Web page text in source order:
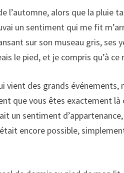
l’automne, alors que la pluie
un sentiment qui me fit
sur son museau gris, ses
le pied, et je compris qu’à ce
vient des grands
que vous êtes exactement là
un sentiment
encore possible,